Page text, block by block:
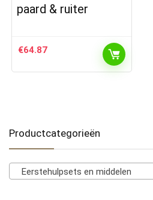
paard & ruiter
€64.87
Productcategorieën
Eerstehulpsets en middelen